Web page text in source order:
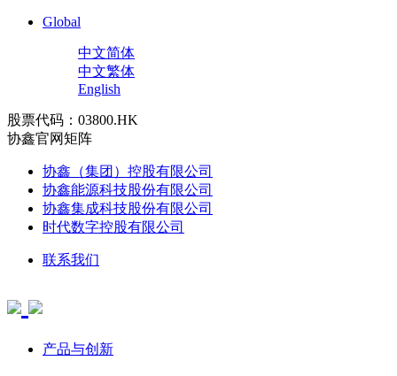
Global
中文简体
中文繁体
English
股票代码：03800.HK
协鑫官网矩阵
协鑫（集团）控股有限公司
协鑫能源科技股份有限公司
协鑫集成科技股份有限公司
时代数字控股有限公司
联系我们
产品与创新